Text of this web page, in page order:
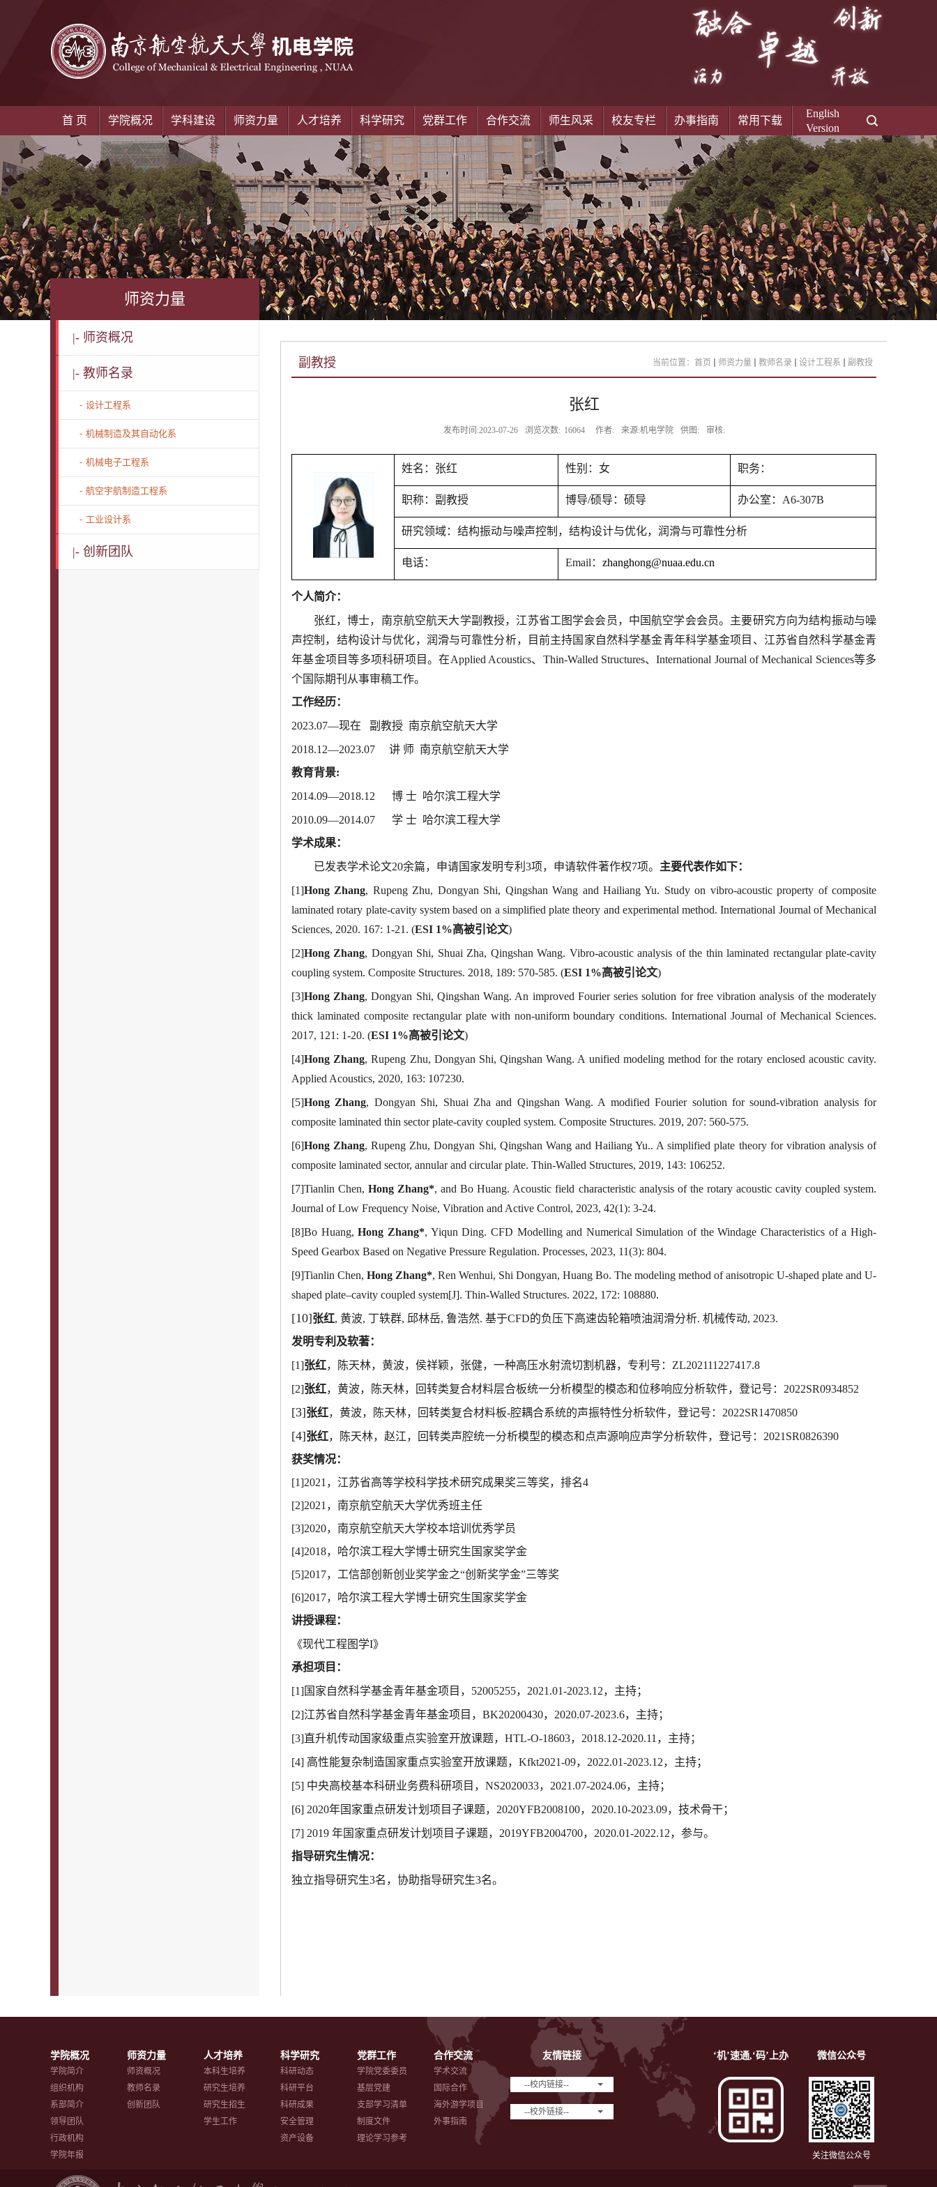
首 页 学院概况 学科建设 师资力量 人才培养 科学研究 党群工作 合作交流 师生风采 校友专栏 办事指南 常用下载
English
Version
师资力量
|- 师资概况
|- 教师名录
- 设计工程系
- 机械制造及其自动化系
- 机械电子工程系
- 航空宇航制造工程系
- 工业设计系
|- 创新团队
副教授 当前位置： 首页 师资力量 教师名录 设计工程系 副教授
张红
发布时间:2023-07-26 浏览次数: 16064 作者: 来源:机电学院 供图: 审核:
姓名：张红 性别：女 职务：
职称：副教授 博导/硕导：硕导 办公室： A6-307B
研究领域：结构振动与噪声控制，结构设计与优化，润滑与可靠性分析
电话： Email ： zhanghong@nuaa.edu.cn
个人简介：
张红，博士，南京航空航天大学副教授，江苏省工图学会会员，中国航空学会会员。主要研究方向为结构振动与噪
声控制，结构设计与优化，润滑与可靠性分析，目前主持国家自然科学基金青年科学基金项目、江苏省自然科学基金青
年基金项目等多项科研项目。在Applied Acoustics、 Thin-Walled Structures、International Journal of Mechanical Sciences等多
个国际期刊从事审稿工作。
工作经历：
2023.07—现在 副教授 南京航空航天大学
2018.12—2023.07 讲 师 南京航空航天大学
教育背景:
2014.09—2018.12 博 士 哈尔滨工程大学
2010.09—2014.07 学 士 哈尔滨工程大学
学术成果：
已发表学术论文20余篇，申请国家发明专利 3项，申请软件著作权7项。 主要代表作如下：
[1]Hong Zhang, Rupeng Zhu, Dongyan Shi, Qingshan Wang and Hailiang Yu. Study on vibro-acoustic property of composite
laminated rotary plate-cavity system based on a simplified plate theory and experimental method. International Journal of Mechanical
Sciences, 2020. 167: 1-21. (ESI 1%高被引论文)
[2]Hong Zhang, Dongyan Shi, Shuai Zha, Qingshan Wang. Vibro-acoustic analysis of the thin laminated rectangular plate-cavity
coupling system. Composite Structures. 2018, 189: 570-585. (ESI 1%高被引论文)
[3]Hong Zhang, Dongyan Shi, Qingshan Wang. An improved Fourier series solution for free vibration analysis of the moderately
thick laminated composite rectangular plate with non-uniform boundary conditions. International Journal of Mechanical Sciences.
2017, 121: 1-20. (ESI 1%高被引论文)
[4]Hong Zhang, Rupeng Zhu, Dongyan Shi, Qingshan Wang. A unified modeling method for the rotary enclosed acoustic cavity.
Applied Acoustics, 2020, 163: 107230.
[5]Hong Zhang, Dongyan Shi, Shuai Zha and Qingshan Wang. A modified Fourier solution for sound-vibration analysis for
composite laminated thin sector plate-cavity coupled system. Composite Structures. 2019, 207: 560-575.
[6]Hong Zhang, Rupeng Zhu, Dongyan Shi, Qingshan Wang and Hailiang Yu.. A simplified plate theory for vibration analysis of
composite laminated sector, annular and circular plate. Thin-Walled Structures, 2019, 143: 106252.
[7]Tianlin Chen,Hong Zhang*, and Bo Huang. Acoustic field characteristic analysis of the rotary acoustic cavity coupled system.
Journal of Low Frequency Noise, Vibration and Active Control, 2023, 42(1): 3-24.
[8]Bo Huang,Hong Zhang*, Yiqun Ding. CFD Modelling and Numerical Simulation of the Windage Characteristics of a High-
Speed Gearbox Based on Negative Pressure Regulation. Processes, 2023, 11(3): 804.
[9]Tianlin Chen, Hong Zhang*, Ren Wenhui, Shi Dongyan, Huang Bo. The modeling method of anisotropic U-shaped plate and U-
shaped plate–cavity coupled system[J]. Thin-Walled Structures. 2022, 172: 108880.
[10]张红, 黄波, 丁轶群, 邱林岳, 鲁浩然. 基于CFD的负压下高速齿轮箱喷油润滑分析. 机械传动, 2023.
发明专利及软著：
[1]张红，陈天林，黄波，侯祥颖，张健，一种高压水射流切割机器，专利号： ZL202111227417.8
[2]张红，黄波，陈天林，回转类复合材料层合板统一分析模型的模态和位移响应分析软件，登记号： 2022SR0934852
[3]张红，黄波，陈天林，回转类复合材料板-腔耦合系统的声振特性分析软件，登记号： 2022SR1470850
[4]张红，陈天林，赵江，回转类声腔统一分析模型的模态和点声源响应声学分析软件，登记号： 2021SR0826390
获奖情况：
[1]2021 ，江苏省高等学校科学技术研究成果奖三等奖，排名4
[2]2021 ，南京航空航天大学优秀班主任
[3]2020，南京航空航天大学校本培训优秀学员
[4]2018，哈尔滨工程大学博士研究生国家奖学金
[5]2017，工信部创新创业奖学金之“创新奖学金”三等奖
[6]2017，哈尔滨工程大学博士研究生国家奖学金
讲授课程：
《现代工程图学I》
承担项目：
[1]国家自然科学基金青年基金项目， 52005255， 2021.01-2023.12，主持；
[2]江苏省自然科学基金青年基金项目， BK20200430， 2020.07-2023.6，主持；
[3]直升机传动国家级重点实验室开放课题， HTL-O-18603， 2018.12-2020.11 ，主持；
[4] 高性能复杂制造国家重点实验室开放课题， Kfkt2021-09， 2022.01-2023.12，主持；
[5] 中央高校基本科研业务费科研项目， NS2020033， 2021.07-2024.06，主持；
[6] 2020年国家重点研发计划项目子课题， 2020YFB2008100， 2020.10-2023.09，技术骨干；
[7] 2019 年国家重点研发计划项目子课题， 2019YFB2004700， 2020.01-2022.12，参与。
指导研究生情况：
独立指导研究生3名 ，协助指导研究生3名。
学院概况
学院简介
组织机构
系部简介
领导团队
行政机构
学院年报
师资力量
师资概况
教师名录
创新团队
人才培养
本科生培养
研究生培养
研究生招生
学生工作
科学研究
科研动态
科研平台
科研成果
安全管理
资产设备
党群工作
学院党委委员
基层党建
支部学习清单
制度文件
理论学习参考
合作交流
学术交流
国际合作
海外游学项目
外事指南
友情链接
--校内链接--
--校外链接--
微信公众号
关注微信公众号
‘机’速通,‘码’上办